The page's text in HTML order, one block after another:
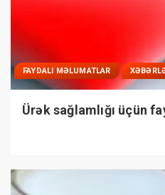
FAYDALI MƏLUMATLAR
Ürək sağlamlığı üçün